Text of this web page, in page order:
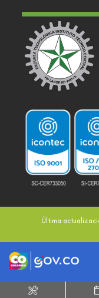
Última
Logo marca